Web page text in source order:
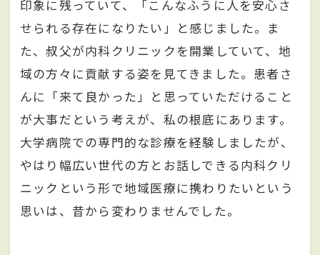
印象に残っていて、「こんなふうに人を安心さ
せられる存在になりたい」と感じました。ま
た、叔父が内科クリニックを開業していて、地
域の方々に貢献する姿を見てきました。患者さ
んに「来て良かった」と思っていただけること
が大事だという考えが、私の根底にあります。
大学病院での専門的な診療を経験しましたが、
やはり幅広い世代の方とお話しできる内科クリ
ニックという形で地域医療に携わりたいという
思いは、昔から変わりませんでした。